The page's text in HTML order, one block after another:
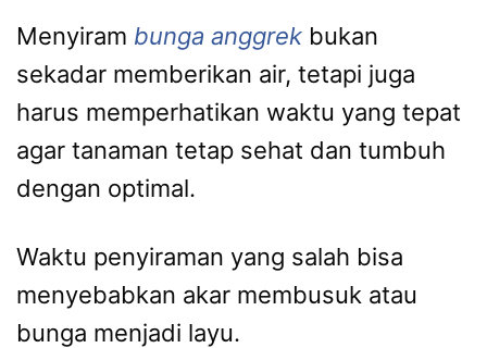
Menyiram bunga anggrek bukan
sekadar memberikan air, tetapi juga
harus memperhatikan waktu yang tepat
agar tanaman tetap sehat dan tumbuh
dengan optimal.
Waktu penyiraman yang salah bisa
menyebabkan akar membusuk atau
bunga menjadi layu.